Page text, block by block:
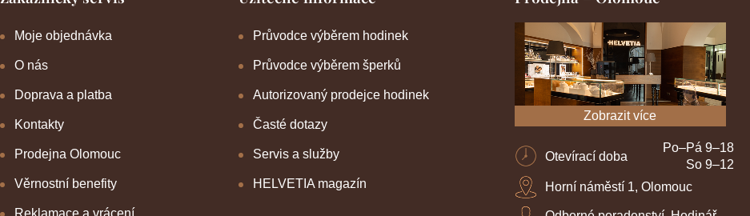
Moje objednávka
O nás
Doprava a platba
Kontakty
Prodejna Olomouc
Věrnostní benefity
Průvodce výběrem hodinek
Průvodce výběrem šperků
Autorizovaný prodejce hodinek
Časté dotazy
Servis a služby
HELVETIA magazín
Zobrazit více
Otevírací doba
Po–Pá 9–18
So 9–12
Horní náměstí 1, Olomouc